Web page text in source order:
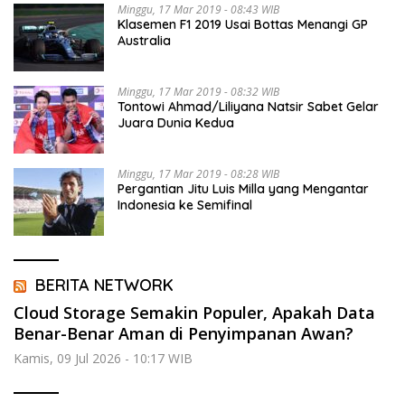
Minggu, 17 Mar 2019 - 08:43 WIB
Klasemen F1 2019 Usai Bottas Menangi GP
Australia
Minggu, 17 Mar 2019 - 08:32 WIB
Tontowi Ahmad/Liliyana Natsir Sabet Gelar
Juara Dunia Kedua
Minggu, 17 Mar 2019 - 08:28 WIB
Pergantian Jitu Luis Milla yang Mengantar
Indonesia ke Semifinal
BERITA NETWORK
Cloud Storage Semakin Populer, Apakah Data
Benar-Benar Aman di Penyimpanan Awan?
Kamis, 09 Jul 2026 - 10:17 WIB